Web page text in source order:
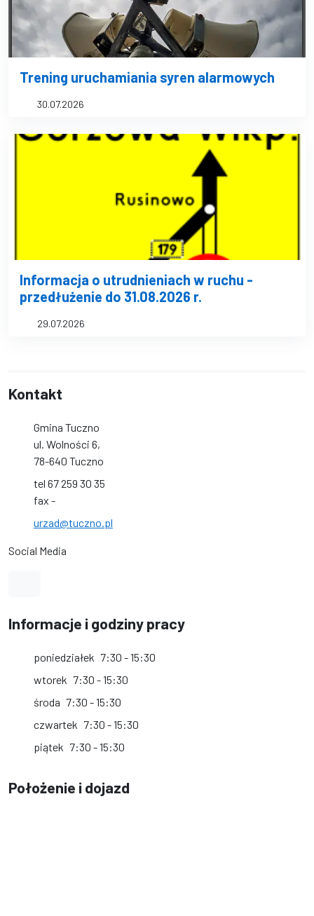
Trening uruchamiania syren alarmowych
30.07.2026
Informacja o utrudnieniach w ruchu -
przedłużenie do 31.08.2026 r.
29.07.2026
Kontakt
Gmina Tuczno
ul. Wolności 6,
78-640 Tuczno
tel 67 259 30 35
fax -
urzad@tuczno.pl
Social Media
Informacje i godziny pracy
poniedziałek 7:30 - 15:30
wtorek 7:30 - 15:30
środa 7:30 - 15:30
czwartek 7:30 - 15:30
piątek 7:30 - 15:30
Położenie i dojazd